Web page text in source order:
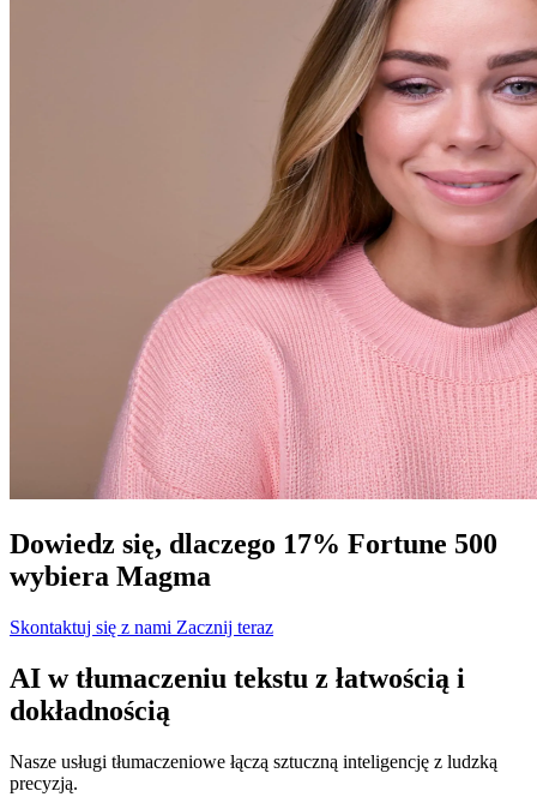
Dowiedz się, dlaczego 17% Fortune 500
wybiera Magma
Skontaktuj się z nami Zacznij teraz
AI w tłumaczeniu tekstu z łatwością i
dokładnością
Nasze usługi tłumaczeniowe łączą sztuczną inteligencję z ludzką
precyzją.